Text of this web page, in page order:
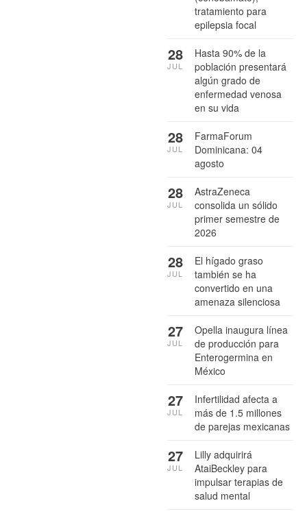
tratamiento para
epilepsia focal
Hasta 90% de la
población presentará
algún grado de
enfermedad venosa
en su vida
28
JUL
FarmaForum
Dominicana: 04
agosto
28
JUL
AstraZeneca
consolida un sólido
primer semestre de
2026
28
JUL
El hígado graso
también se ha
convertido en una
amenaza silenciosa
28
JUL
Opella inaugura línea
de producción para
Enterogermina en
México
27
JUL
Infertilidad afecta a
más de 1.5 millones
de parejas mexicanas
27
JUL
Lilly adquirirá
AtaiBeckley para
impulsar terapias de
salud mental
27
JUL